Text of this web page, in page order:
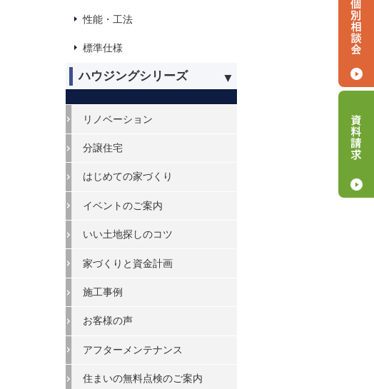
性能・工法
標準仕様
ハウジングシリーズ
リノベーション
分譲住宅
はじめての家づくり
イベントのご案内
いい土地探しのコツ
家づくりと資金計画
施工事例
お客様の声
アフターメンテナンス
住まいの無料点検のご案内